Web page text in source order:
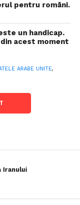
pentru români.
un handicap.
din acest moment
ARABE UNITE,
Iranului